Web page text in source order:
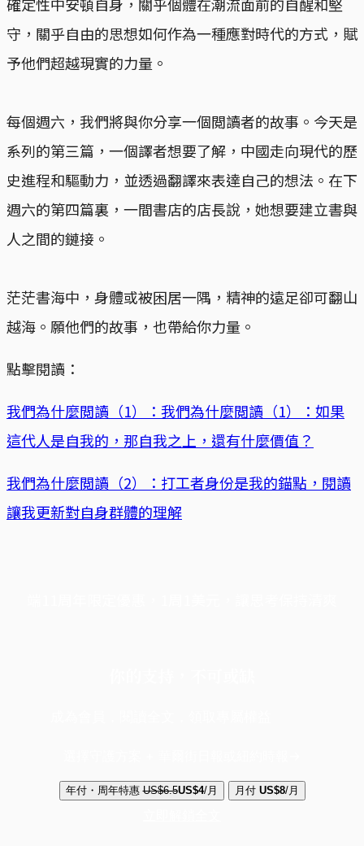
守，關乎自由的思想如何作為一種應對時代的方式，賦
予他們超越現實的力量。
每個週六，我們將與你分享一個閲讀者的故事。今天是
系列的第三篇，一個譯者想要了解，中國走向現代的歷
史進程和驅動力，並透過翻譯來表達自己的想法。在下
週六的第四篇裏，一間書店的店長說，她想要建立書與
人之間的鏈接。
茫茫書海中，身體或被困居一隅，精神的遠足卻可翻山
越海。願他們的故事，也帶給你力量。
點擊閱讀：
我們為什麼閲讀（1）：我們為什麼閲讀（1）：如果
這代人是自我的，那自我之上，還有什麼價值？
我們為什麼閲讀（2）：打工者身份是我的錨點，閱讀
讓我更新對自身群體的理解
年付・周年特惠 US$6.5US$4/月 月付 US$8/月